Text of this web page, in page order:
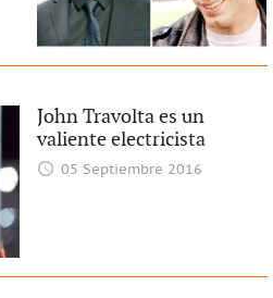
John Travolta es un
valiente electricista
05 Septiembre 2016